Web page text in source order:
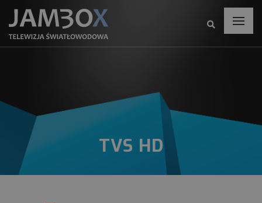
TVS HD